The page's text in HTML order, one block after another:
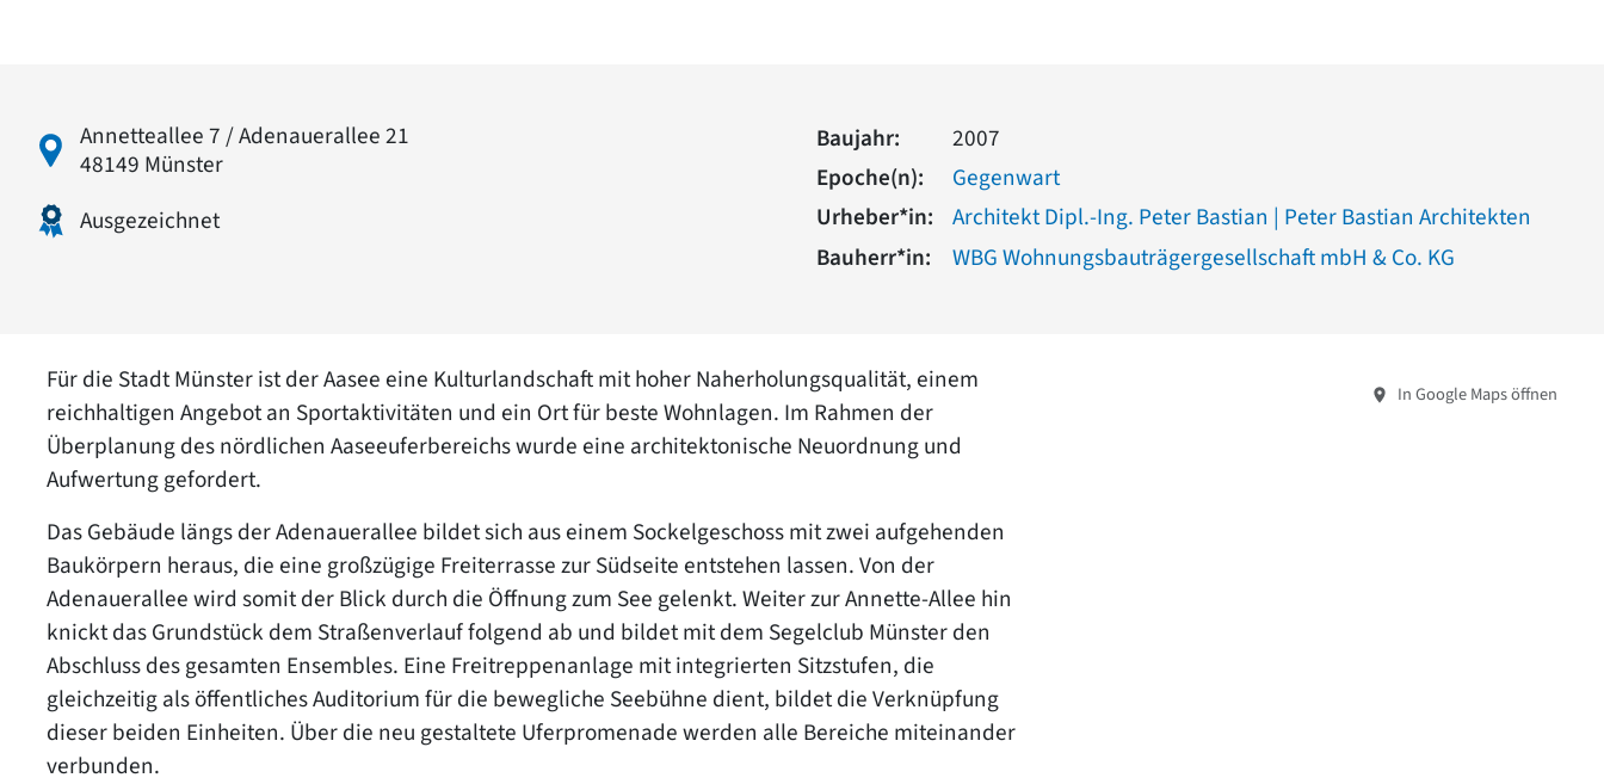
Annetteallee 7 / Adenauerallee 21
48149 Münster
Ausgezeichnet
Baujahr:
2007
Epoche(n):
Gegenwart
Urheber*in:
Architekt Dipl.-Ing. Peter Bastian | Peter Bastian Architekten
Bauherr*in:
WBG Wohnungsbauträgergesellschaft mbH & Co. KG
Für die Stadt Münster ist der Aasee eine Kulturlandschaft mit hoher Naherholungsqualität, einem
reichhaltigen Angebot an Sportaktivitäten und ein Ort für beste Wohnlagen. Im Rahmen der
Überplanung des nördlichen Aaseeuferbereichs wurde eine architektonische Neuordnung und
Aufwertung gefordert.
Das Gebäude längs der Adenauerallee bildet sich aus einem Sockelgeschoss mit zwei aufgehenden
Baukörpern heraus, die eine großzügige Freiterrasse zur Südseite entstehen lassen. Von der
Adenauerallee wird somit der Blick durch die Öffnung zum See gelenkt. Weiter zur Annette-Allee hin
knickt das Grundstück dem Straßenverlauf folgend ab und bildet mit dem Segelclub Münster den
Abschluss des gesamten Ensembles. Eine Freitreppenanlage mit integrierten Sitzstufen, die
gleichzeitig als öffentliches Auditorium für die bewegliche Seebühne dient, bildet die Verknüpfung
dieser beiden Einheiten. Über die neu gestaltete Uferpromenade werden alle Bereiche miteinander
verbunden.
In Google Maps öffnen